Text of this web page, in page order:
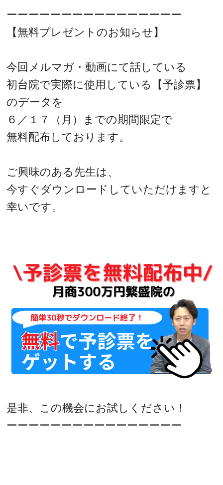
ーーーーーーーーーーーーーーーー
【無料プレゼントのお知らせ】
今回メルマガ・動画にて話している
初台院で実際に使用している【予診票】
のデータを
６／１７（月）までの期間限定で
無料配布しております。
ご興味のある先生は、
今すぐダウンロードしていただけますと
幸いです。
是非、この機会にお試しください！
ーーーーーーーーーーーーーーーー